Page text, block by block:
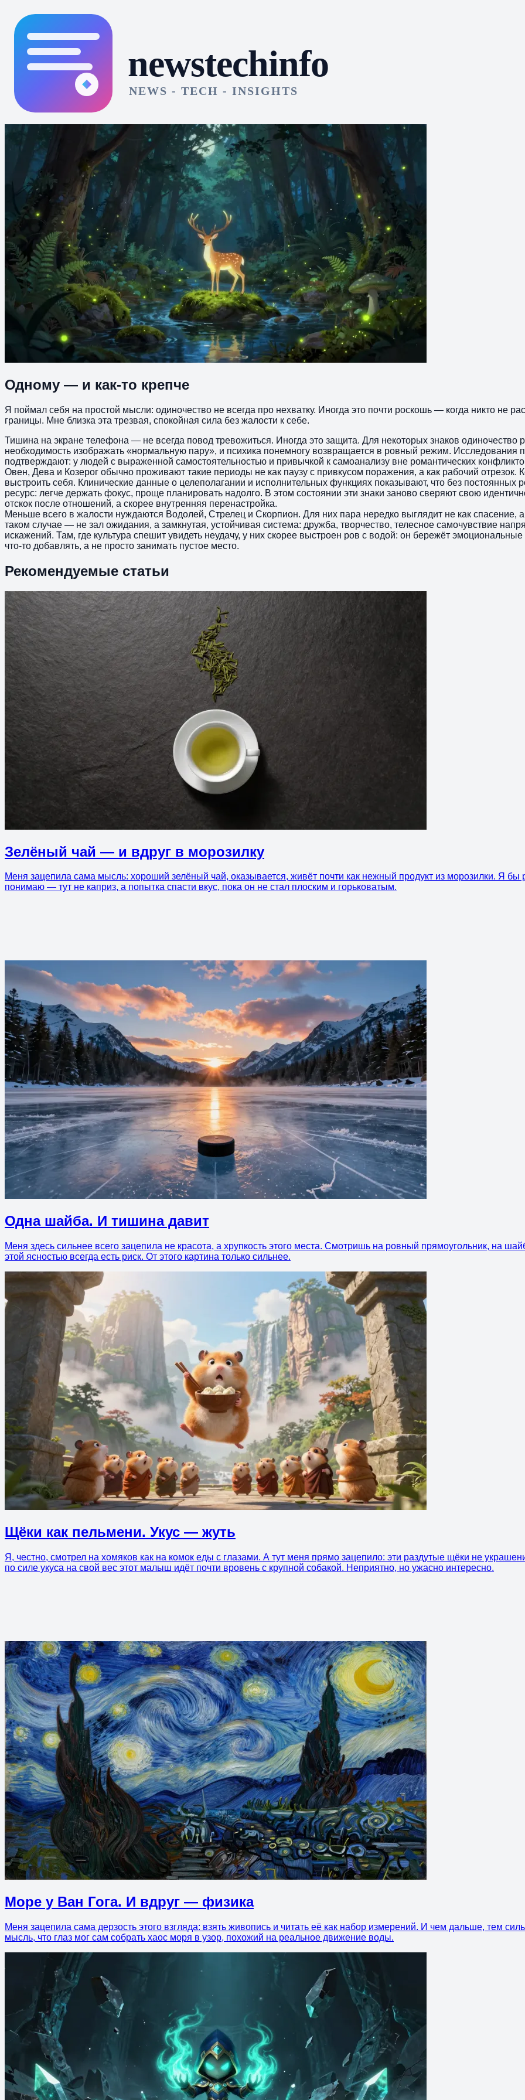
Одному — и как-то крепче
Я поймал себя на простой мысли: одиночество не всегда про нехватку. Иногда это почти роскошь — когда никто не
границы. Мне близка эта трезвая, спокойная сила без жалости к себе.
Тишина на экране телефона — не всегда повод тревожиться. Иногда это защита. Для некоторых знаков одиночество
необходимость изображать «нормальную пару», и психика понемногу возвращается в ровный режим. Исследования
подтверждают: у людей с выраженной самостоятельностью и привычкой к самоанализу вне романтических
Овен, Дева и Козерог обычно проживают такие периоды не как паузу с привкусом поражения, а как рабочий отрезок.
выстроить себя. Клинические данные о целеполагании и исполнительных функциях показывают, что без постоянных
ресурс: легче держать фокус, проще планировать надолго. В этом состоянии эти знаки заново сверяют свою
отскок после отношений, а скорее внутренняя перенастройка.
Меньше всего в жалости нуждаются Водолей, Стрелец и Скорпион. Для них пара нередко выглядит не как спасение,
таком случае — не зал ожидания, а замкнутая, устойчивая система: дружба, творчество, телесное самочувствие
искажений. Там, где культура спешит увидеть неудачу, у них скорее выстроен ров с водой: он бережёт
что-то добавлять, а не просто занимать пустое место.
Рекомендуемые статьи
Зелёный чай — и вдруг в морозилку
Меня зацепила сама мысль: хороший зелёный чай, оказывается, живёт почти как нежный продукт из морозилки. Я
понимаю — тут не каприз, а попытка спасти вкус, пока он не стал плоским и горьковатым.
Одна шайба. И тишина давит
Меня здесь сильнее всего зацепила не красота, а хрупкость этого места. Смотришь на ровный прямоугольник, на
этой ясностью всегда есть риск. От этого картина только сильнее.
Щёки как пельмени. Укус — жуть
Я, честно, смотрел на хомяков как на комок еды с глазами. А тут меня прямо зацепило: эти раздутые щёки не
по силе укуса на свой вес этот малыш идёт почти вровень с крупной собакой. Неприятно, но ужасно интересно.
Море у Ван Гога. И вдруг — физика
Меня зацепила сама дерзость этого взгляда: взять живопись и читать её как набор измерений. И чем дальше, тем
мысль, что глаз мог сам собрать хаос моря в узор, похожий на реальное движение воды.